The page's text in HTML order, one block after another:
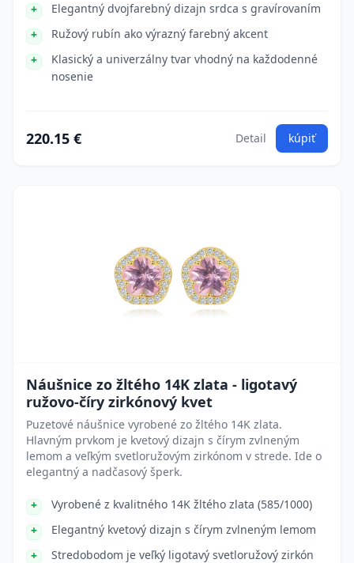
Elegantný dvojfarebný dizajn srdca s gravírovaním
Ružový rubín ako výrazný farebný akcent
Klasický a univerzálny tvar vhodný na každodenné
nosenie
220.15 € Detail kúpiť
Náušnice zo žltého 14K zlata - ligotavý
ružovo-číry zirkónový kvet
Puzetové náušnice vyrobené zo žltého 14K zlata.
Hlavným prvkom je kvetový dizajn s čírym zvlneným
lemom a veľkým svetloružovým zirkónom v strede. Ide o
elegantný a nadčasový šperk.
Vyrobené z kvalitného 14K žltého zlata (585/1000)
Elegantný kvetový dizajn s čírym zvlneným lemom
Stredobodom je veľký ligotavý svetloružový zirkón